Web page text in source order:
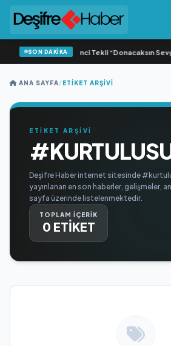
SON DAKİKA
Yonca Samlı ‘dan İkinci Tekli “Donacaksın
ANA SAYFA/ETIKET ARŞIVI
ETİKET ARŞİVİ
Deşifre Haber internet sitesinde
yayınlanan en son haberler, gelişmeler,
sayfa üzerinde listelenmektedir.
TOPLAM İÇERİK
0 ETİKET